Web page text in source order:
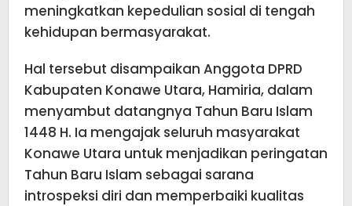
meningkatkan kepedulian sosial di tengah
kehidupan bermasyarakat.
Hal tersebut disampaikan Anggota DPRD
Kabupaten Konawe Utara, Hamiria, dalam
menyambut datangnya Tahun Baru Islam
1448 H. Ia mengajak seluruh masyarakat
Konawe Utara untuk menjadikan peringatan
Tahun Baru Islam sebagai sarana
introspeksi diri dan memperbaiki kualitas